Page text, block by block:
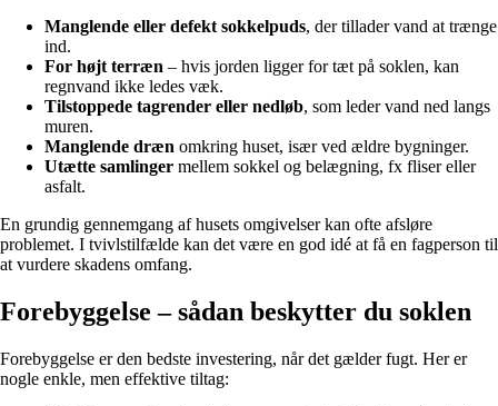
Manglende eller defekt sokkelpuds, der tillader vand at trænge
ind.
For højt terræn – hvis jorden ligger for tæt på soklen, kan
regnvand ikke ledes væk.
Tilstoppede tagrender eller nedløb, som leder vand ned langs
muren.
Manglende dræn omkring huset, især ved ældre bygninger.
Utætte samlinger mellem sokkel og belægning, fx fliser eller
asfalt.
En grundig gennemgang af husets omgivelser kan ofte afsløre
problemet. I tvivlstilfælde kan det være en god idé at få en fagperson til
at vurdere skadens omfang.
Forebyggelse – sådan beskytter du soklen
Forebyggelse er den bedste investering, når det gælder fugt. Her er
nogle enkle, men effektive tiltag: